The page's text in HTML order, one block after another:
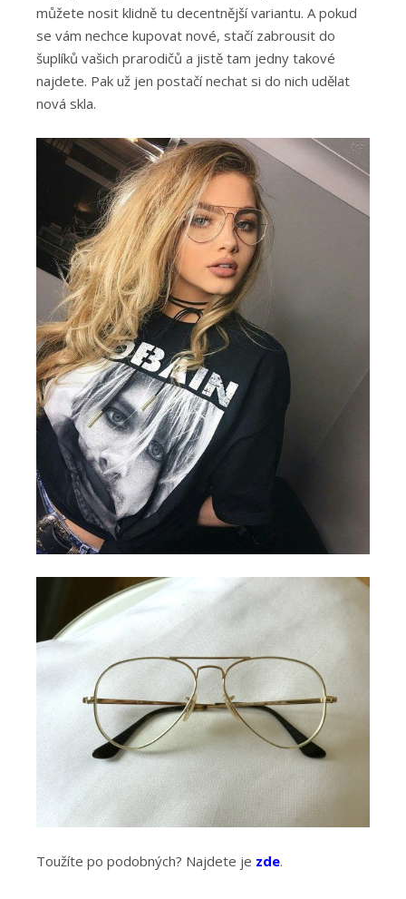
můžete nosit klidně tu decentnější variantu. A pokud
se vám nechce kupovat nové, stačí zabrousit do
šuplíků vašich prarodičů a jistě tam jedny takové
najdete. Pak už jen postačí nechat si do nich udělat
nová skla.
Toužíte po podobných? Najdete je zde.